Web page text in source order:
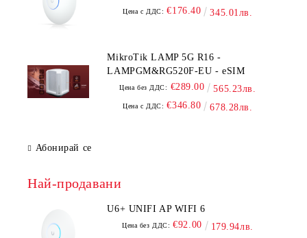
Цена с ДДС: €176.40 345.01лв.
MikroTik LAMP 5G R16 -
LAMPGM&RG520F-EU - eSIM
Цена без ДДС: €289.00 565.23лв.
Цена с ДДС: €346.80 678.28лв.
Абонирай се
Най-продавани
U6+ UNIFI AP WIFI 6
Цена без ДДС: €92.00 179.94лв.